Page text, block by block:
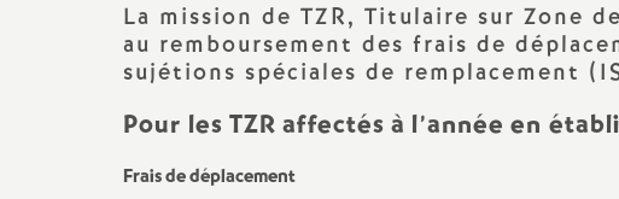
i
o
Actualité des départements
académique (S3)
Retraite : la réforme de trop
Archives 2020 2021 Carrière
Fiches syndicales
La mission de TZR, Titulaire sur Zone
au remboursement des frais de
sujétions spéciales de remplacement
Pour les TZR affectés à l’année en
Frais de déplacement